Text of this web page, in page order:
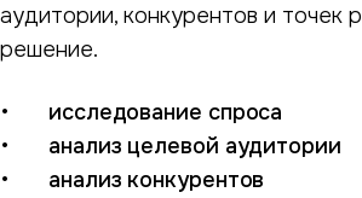
аудитории, конкурентов и точек
решение.
исследование спроса
анализ целевой аудитории
анализ конкурентов